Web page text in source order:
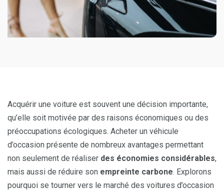
Acquérir une voiture est souvent une décision importante,
qu’elle soit motivée par des raisons économiques ou des
préoccupations écologiques. Acheter un véhicule
d’occasion présente de nombreux avantages permettant
non seulement de réaliser des économies considérables,
mais aussi de réduire son empreinte carbone. Explorons
pourquoi se tourner vers le marché des voitures d’occasion